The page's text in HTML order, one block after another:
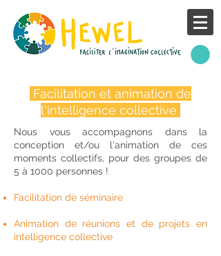
Facilitation et animation de
l'intelligence collective
Nous vous accompagnons dans la
conception et/ou l'animation de ces
moments collectifs, pour des groupes de
5 à 1000 personnes !
Facilitation de séminaire
Animation de réunions et de projets en
intelligence collective